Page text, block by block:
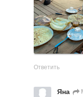
Ответить
Яна